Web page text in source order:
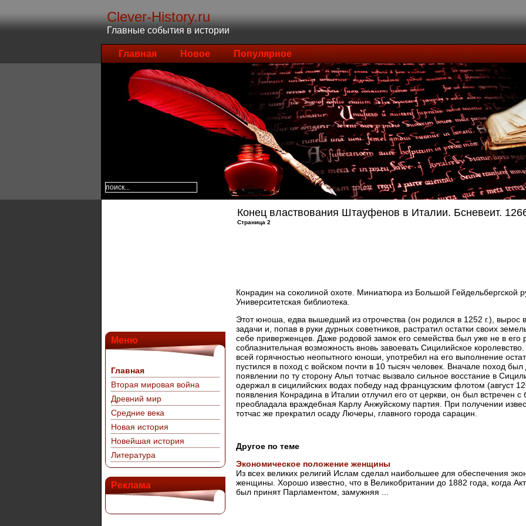
Clever-History.ru
Главные события в истории
Главная Новое Популярное
Меню
Главная
Вторая мировая война
Древний мир
Средние века
Новая история
Новейшая история
Литература
Реклама
Конец властвования Штауфенов в Италии. Бсневеит.
Страница 2
Конрадин на соколиной охоте. Миниатюра из Большой Гейдельбергской
Университетская библиотека.
Этот юноша, едва вышедший из отрочества (он родился в 1252 г.), вырос
задачи и, попав в руки дурных советников, растратил остатки своих
себе приверженцев. Даже родовой замок его семейства был уже не в его
соблазнительная возможность вновь завоевать Сицилийское
всей горячностью неопытного юноши, употребил на его выполнение
пустился в поход с войском почти в 10 тысяч человек. Вначале поход
появлении по ту сторону Альп тотчас вызвало сильное восстание в
одержал в сицилийских водах победу над французским флотом (август
появления Конрадина в Италии отлучил его от церкви, он был встречен
преобладала враждебная Карлу Анжуйскому партия. При получении
тотчас же прекратил осаду Лючеры, главного города сарацин.
Другое по теме
Экономическое положение женщины
Из всех великих религий Ислам сделал наибольшее для обеспечения
женщины. Хорошо известно, что в Великобритании до 1882 года, когда
был принят Парламентом, замужняя ...